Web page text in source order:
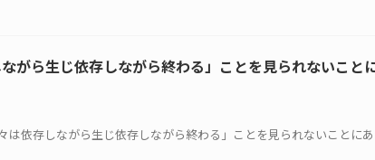
がら生じ依存しながら終わる」ことを見られないこと
依存しながら生じ依存しながら終わる」ことを見られないことに